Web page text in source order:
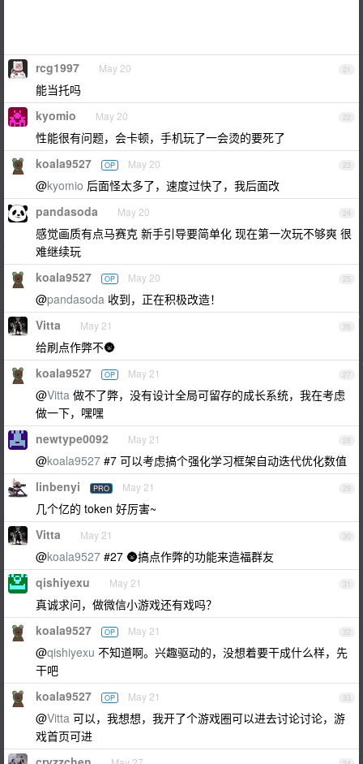
21
rcg1997 May 20
能当托吗
22
kyomio May 20
性能很有问题，会卡顿，手机玩了一会烫的要死了
23
koala9527 OP May 20
@kyomio 后面怪太多了，速度过快了，我后面改
24
pandasoda May 20
感觉画质有点马赛克 新手引导要简单化 现在第一次玩不够爽 很
难继续玩
25
koala9527 OP May 20
@pandasoda 收到，正在积极改造！
26
Vitta May 21
给刷点作弊不🌚
27
koala9527 OP May 21
@Vitta 做不了弊，没有设计全局可留存的成长系统，我在考虑
做一下，嘿嘿
28
newtype0092 May 21
@koala9527 #7 可以考虑搞个强化学习框架自动迭代优化数值
29
linbenyi PRO May 21
几个亿的 token 好厉害~
30
Vitta May 21
@koala9527 #27 🌚搞点作弊的功能来造福群友
31
qishiyexu May 21
真诚求问，做微信小游戏还有戏吗？
32
koala9527 OP May 21
@qishiyexu 不知道啊。兴趣驱动的，没想着要干成什么样，先
干吧
33
koala9527 OP May 21
@Vitta 可以，我想想，我开了个游戏圈可以进去讨论讨论，游
戏首页可进